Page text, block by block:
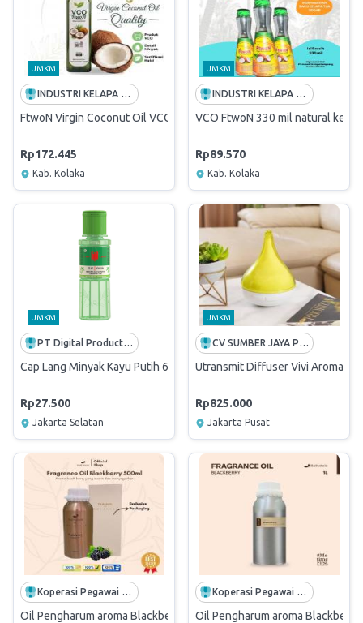
UMKM
INDUSTRI KELAPA KAMPOENG
FtwoN Virgin Coconut Oil VCO Fermented 100% Murni - Minyak
Rp172.445
Kab. Kolaka
UMKM
INDUSTRI KELAPA KAMPOENG
VCO FtwoN 330 mil natural
Rp89.570
Kab. Kolaka
UMKM
PT Digital Production Kreasi
Cap Lang Minyak Kayu Putih 60mL
Rp27.500
Jakarta Selatan
UMKM
CV SUMBER JAYA PRATAMA
Utransmit Diffuser Vivi Aroma
Rp825.000
Jakarta Pusat
Koperasi Pegawai Adhi Ladya
Oil Pengharum aroma Blackberry @500 ml
Koperasi Pegawai Adhi Ladya
Oil Pengharum aroma Blackberry